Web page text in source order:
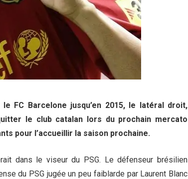
FC Barcelone jusqu’en 2015, le latéral droit,
le club catalan lors du prochain mercato
pour l’accueillir la saison prochaine.
dans le viseur du PSG. Le défenseur brésilien
du PSG jugée un peu faiblarde par Laurent Blanc